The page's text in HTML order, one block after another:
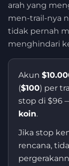
arah yang
men-trail-nya
tidak pernah
menghindari
Akun
($100) per
stop di $96
koin.
Jika stop
rencana,